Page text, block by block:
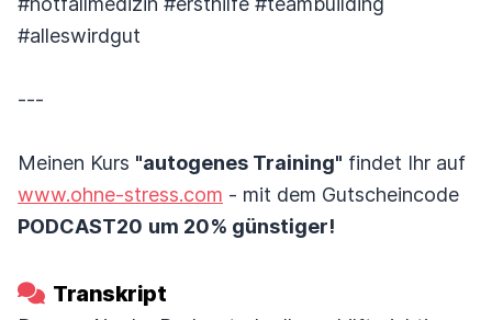
#alleswirdgut
---
Meinen Kurs "autogenes Training" findet Ihr auf
www.ohne-stress.com - mit dem Gutscheincode
PODCAST20 um 20% günstiger!
Transkript